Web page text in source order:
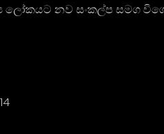
නව සංකල්ප සමග